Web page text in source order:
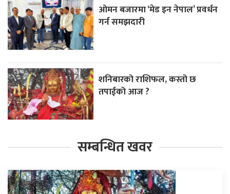
ओमन बजारमा ‘मेड इन नेपाल’ प्रवर्धन
गर्न समझदारी
शनिबारको राशिफल, कस्तो छ
तपाईको आज ?
सम्बन्धित खवर